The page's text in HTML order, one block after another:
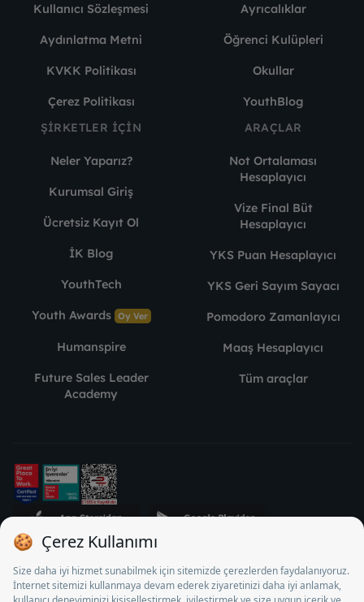
Kullanıcı Sözleşmesi
Aydınlatma Metni
KVKK Politikası
Çerez Politikası
Ayrıcalıklar
Öğrenci Kulüpleri
Okullar
YouthBlog
ŞIRKETLER İÇIN
Neler Yaparız?
Kurumsal Giriş
Ücretsiz Kayıt Ol
İK Blog
YouthTech
Youth Awards Oy Ver
Humanspire
Future Sales Leader
Academy
ARAÇLAR
Not Ortalaması
Hesaplayıcı
Vize Final Büt
Hesaplayıcı
YKS Puan Hesaplayıcı
YKS Geri Sayım Sayacı
Pomodoro Zamanlayıcı
Maaş Hesaplayıcı
Tüm araçlar
STJ İnsan Kaynakları Bilişim ve Danışmanlık A.Ş. Özel İstihdam